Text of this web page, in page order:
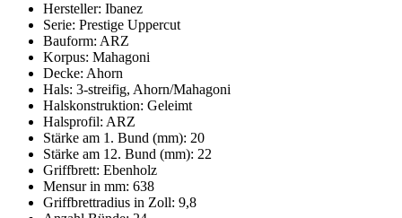
Hersteller: Ibanez
Serie: Prestige Uppercut
Bauform: ARZ
Korpus: Mahagoni
Decke: Ahorn
Hals: 3-streifig, Ahorn/Mahagoni
Halskonstruktion: Geleimt
Halsprofil: ARZ
Stärke am 1. Bund (mm): 20
Stärke am 12. Bund (mm): 22
Griffbrett: Ebenholz
Mensur in mm: 638
Griffbrettradius in Zoll: 9,8